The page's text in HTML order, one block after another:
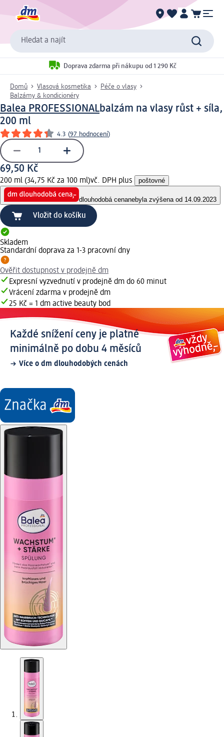
Hledat a najít
Doprava zdarma při nákupu od 1 290 Kč
Domů Vlasová kosmetika
Péče o vlasy
Balzámy & kondicionéry
Balea PROFESSIONALbalzám na vlasy růst + síla,
200 ml
4.3 (97 hodnocení)
69,50 Kč
200 ml (34,75 Kč za 100 ml)vč. DPH plus poštovné
dlouhodobá cenanebyla zvýšena od 14.09.2023
Vložit do košíku
Skladem
Standardní doprava za 1-3 pracovní dny
Ověřit dostupnost v prodejně dm
Expresní vyzvednutí v prodejně dm do 60 minut
Vrácení zdarma v prodejně dm
25 Kč = 1 dm active beauty bod
Každé snížení ceny je platné
minimálně po dobu 4 měsíců
Více o dm dlouhodobých cenách